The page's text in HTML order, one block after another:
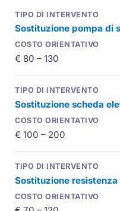
Sostituzione pompa di
€ 80 – 130
Sostituzione scheda
€ 100 – 200
Sostituzione resistenza